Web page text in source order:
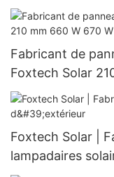
nouveau modèle
Fabricant de
Foxtech Solar
132 cellules
Foxtech Solar |
lampadaires